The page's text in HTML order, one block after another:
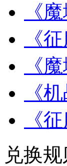
《
《
《
《
《
兑换规